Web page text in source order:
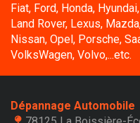
Fiat, Ford, Honda,
Land Rover, Lexus,
Nissan, Opel, Porsche,
VolksWagen, Volvo,...etc.
Dépannage Automobile